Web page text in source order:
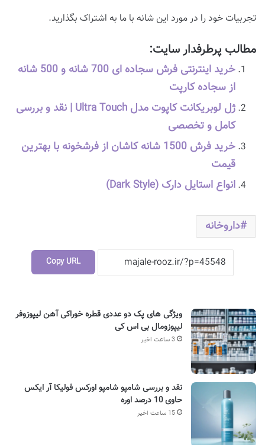
تجربیات خود را در مورد این شانه با ما به اشتراک بگذارید.
مطالب پرطرفدار سایت:
خرید اینترنتی فرش سجاده ای 700 شانه و 500 شانه
از سجاده کارپت
ژل لوبریکانت کاپوت مدل Ultra Touch | نقد و بررسی
کامل و تخصصی
خرید فرش 1500 شانه کاشان از فرشخونه با بهترین
قیمت
انواع استایل دارک (Dark Style)
داروخانه
Copy URL
ویژگی های پک دو عددی قطره خوراکی آهن لیپوزوفر
لیپوزومال بی اس کی
3 ساعت اخیر
نقد و بررسی شامپو شامپو اورکس فولیکا آر ایکس
حاوی 10 درصد اوره
15 ساعت اخیر